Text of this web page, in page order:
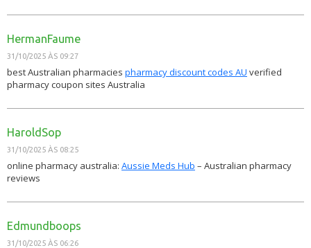
HermanFaume
31/10/2025 ÀS 09:27
best Australian pharmacies pharmacy discount codes AU verified
pharmacy coupon sites Australia
HaroldSop
31/10/2025 ÀS 08:25
online pharmacy australia: Aussie Meds Hub – Australian pharmacy
reviews
Edmundboops
31/10/2025 ÀS 06:26